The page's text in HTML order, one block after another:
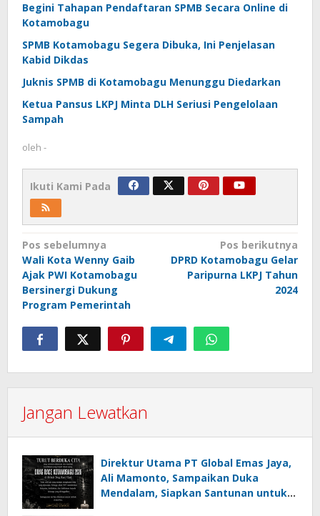
Begini Tahapan Pendaftaran SPMB Secara Online di
Kotamobagu
SPMB Kotamobagu Segera Dibuka, Ini Penjelasan
Kabid Dikdas
Juknis SPMB di Kotamobagu Menunggu Diedarkan
Ketua Pansus LKPJ Minta DLH Seriusi Pengelolaan
Sampah
oleh -
Ikuti Kami Pada
Navigasi
pos
Pos sebelumnya
Wali Kota Wenny Gaib
Ajak PWI Kotamobagu
Bersinergi Dukung
Program Pemerintah
Pos berikutnya
DPRD Kotamobagu Gelar
Paripurna LKPJ Tahun
2024
Jangan Lewatkan
Direktur Utama PT Global Emas Jaya,
Ali Mamonto, Sampaikan Duka
Mendalam, Siapkan Santunan untuk